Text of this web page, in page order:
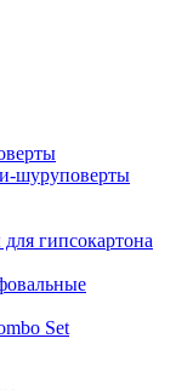
шуруповерты
гипсокартона
Set